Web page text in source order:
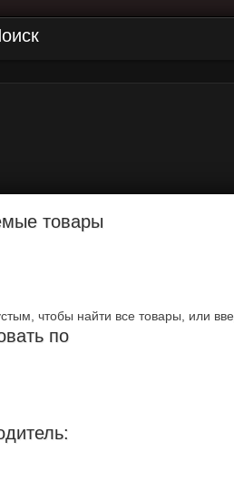
товары
чтобы найти все товары, или
по